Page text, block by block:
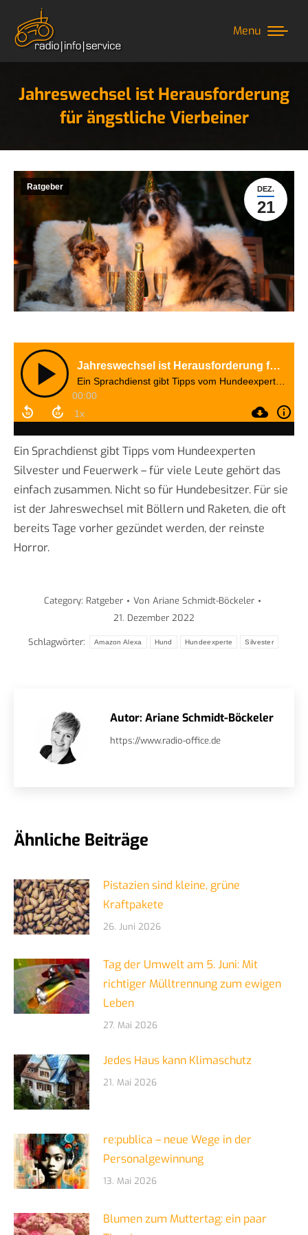
Menu
Jahreswechsel ist Herausforderung
für ängstliche Vierbeiner
DEZ.
21
Ratgeber
Ein Sprachdienst gibt Tipps vom Hundeexperten
Silvester und Feuerwerk – für viele Leute gehört das
einfach zusammen. Nicht so für Hundebesitzer. Für sie
ist der Jahreswechsel mit Böllern und Raketen, die oft
bereits Tage vorher gezündet werden, der reinste
Horror.
Category: Ratgeber Von Ariane Schmidt-Böckeler
21. Dezember 2022
Schlagwörter: Amazon Alexa Hund Hundeexperte Silvester
Autor: Ariane Schmidt-Böckeler
https://www.radio-office.de
Ähnliche Beiträge
Pistazien sind kleine, grüne
Kraftpakete
26. Juni 2026
Tag der Umwelt am 5. Juni: Mit
richtiger Mülltrennung zum ewigen
Leben
27. Mai 2026
Jedes Haus kann Klimaschutz
21. Mai 2026
re:publica – neue Wege in der
Personalgewinnung
13. Mai 2026
Blumen zum Muttertag: ein paar